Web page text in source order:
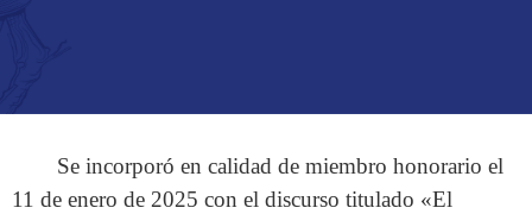
Se incorporó en calidad de miembro honorario el
11 de enero de 2025 con el discurso titulado «El